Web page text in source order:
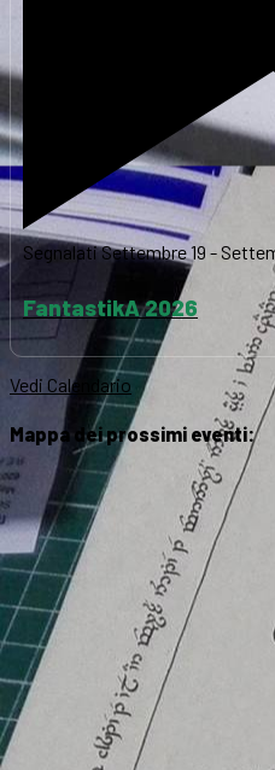
SegnalatiSettembre 19 -
FantastikA 2026
Vedi Calendario
Mappa dei prossimi eventi: